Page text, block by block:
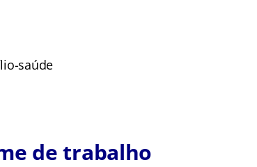
saúde
de trabalho